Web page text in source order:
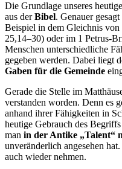
Die Grundlage unseres
aus derBibel. Genauer
Beispiel in dem Gleichnis von
25,14–30) oder im 1 Petrus-
Menschen unterschiedliche
gegeben werden. Dabei liegt
Gaben für die Gemeinde
Gerade die Stelle im
verstanden worden. Denn es
anhand ihrer Fähigkeiten in
heutige Gebrauch des
man in der Antike „Talent“
unveränderlich angesehen
auch wieder nehmen.